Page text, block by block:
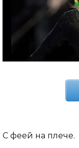
С феей на плече.